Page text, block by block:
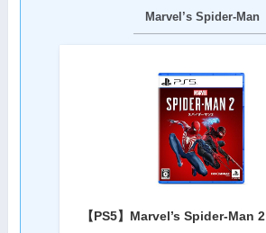
Marvel’s Spider-Man
【PS5】Marvel’s Spider-Man 2